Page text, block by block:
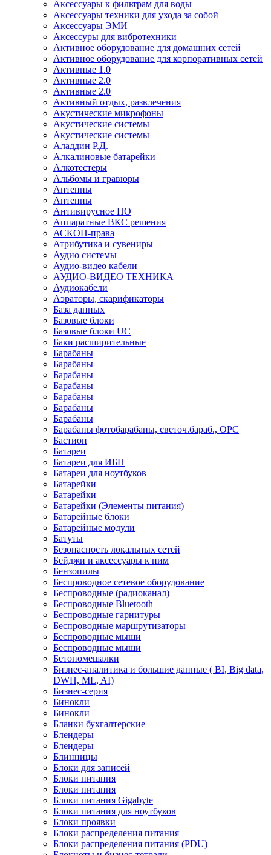
Аксессуары к фильтрам для воды
Аксессуары техники для ухода за собой
Аксессуары ЭМИ
Аксессуры для вибротехники
Активное оборудование для домашних сетей
Активное оборудование для корпоративных сетей
Активные 1.0
Активные 2.0
Активные 2.0
Активный отдых, развлечения
Акустические микрофоны
Акустические системы
Акустические системы
Аладдин Р.Д.
Алкалиновые батарейки
Алкотестеры
Альбомы и гравюры
Антенны
Антенны
Антивирусное ПО
Аппаратные ВКС решения
АСКОН-права
Атрибутика и сувениры
Аудио системы
Аудио-видео кабели
АУДИО-ВИДЕО ТЕХНИКА
Аудиокабели
Аэраторы, скарификаторы
База данных
Базовые блоки
Базовые блоки UC
Баки расширительные
Барабаны
Барабаны
Барабаны
Барабаны
Барабаны
Барабаны
Барабаны
Барабаны фотобарабаны, светоч.бараб., OPC
Бастион
Батареи
Батареи для ИБП
Батареи для ноутбуков
Батарейки
Батарейки
Батарейки (Элементы питания)
Батарейные блоки
Батарейные модули
Батуты
Безопасность локальных сетей
Бейджи и аксесcуары к ним
Бензопилы
Беспроводное сетевое оборудование
Беспроводные (радиоканал)
Беспроводные Bluetooth
Беспроводные гарнитуры
Беспроводные маршрутизаторы
Беспроводные мыши
Беспроводные мыши
Бетономешалки
Бизнес-аналитика и большие данные ( BI, Big data,
DWH, ML, AI)
Бизнес-серия
Бинокли
Бинокли
Бланки бухгалтерские
Блендеры
Блендеры
Блинницы
Блоки для записей
Блоки питания
Блоки питания
Блоки питания Gigabyte
Блоки питания для ноутбуков
Блоки проявки
Блоки распределения питания
Блоки распределения питания (PDU)